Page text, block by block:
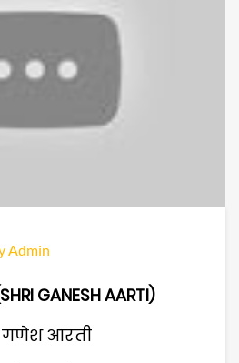
Admin
GANESH AARTI)
गणेश आरती